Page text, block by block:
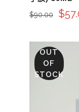
$90.00 $
OUT
OF
STOCK